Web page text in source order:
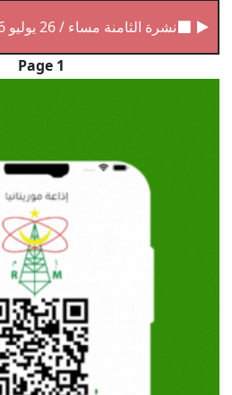
نشرة الثامنة مساء / 26 يوليو 2026
Page 1